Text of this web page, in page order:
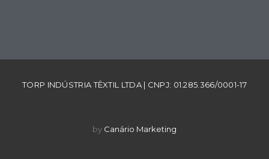
TORP INDÚSTRIA TÊXTIL LTDA | CNPJ: 01.285.366/0001-17
by Canário Marketing